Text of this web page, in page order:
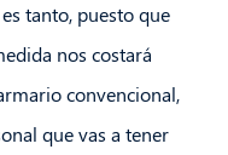
tanto, puesto que
nos costará
convencional,
que vas a tener